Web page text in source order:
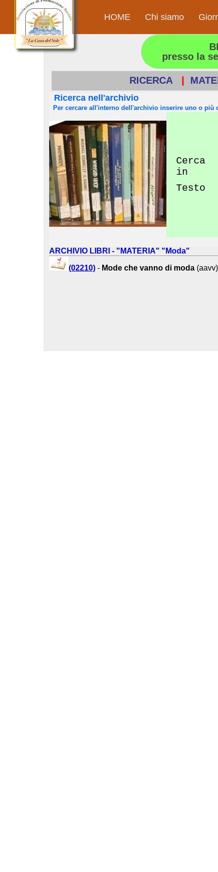
HOME Chi siamo
presso la
RICERCA
Ricerca nell'archivio
Per cercare all'interno dell'archivio inserire uno o più
Cerca
in
Testo
ARCHIVIO LIBRI - "MATERIA" "Moda"
(02210) - Mode che vanno di moda